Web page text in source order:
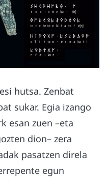
hutsa. Zenbat
sukar. Egia izango
esan zuen –eta
dion– zera
pasatzen direla
egun